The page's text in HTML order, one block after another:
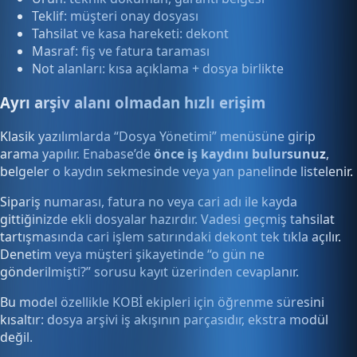
Teklif: müşteri onay dosyası
Tahsilat ve kasa hareketi: dekont
Masraf: fiş ve fatura taraması
Not alanları: kısa açıklama + dosya birlikte
Ayrı arşiv alanı olmadan hızlı erişim
Klasik yazılımlarda “Dosya Yönetimi” menüsüne girip
arama yapılır. Enabase’deönce iş kaydını bulursunuz,
belgeler o kaydın sekmesinde veya yan panelinde listelenir.
Sipariş numarası, fatura no veya cari adı ile kayda
gittiğinizde ekli dosyalar hazırdır. Vadesi geçmiş tahsilat
tartışmasında cari işlem satırındaki dekont tek tıkla açılır.
Denetim veya müşteri şikayetinde “o gün ne
gönderilmişti?” sorusu kayıt üzerinden cevaplanır.
Bu model özellikle KOBİ ekipleri için öğrenme süresini
kısaltır: dosya arşivi iş akışının parçasıdır, ekstra modül
değil.